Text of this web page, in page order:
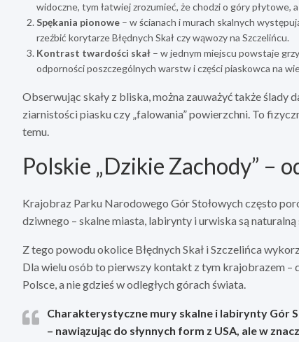
widoczne, tym łatwiej zrozumieć, że chodzi o góry płytowe,
Spękania pionowe – w ścianach i murach skalnych
rzeźbić korytarze Błędnych Skał czy wąwozy na Szczelińcu.
Kontrast twardości skał – w jednym miejscu powstaje
odporności poszczególnych warstw i części piaskowca na
Obserwując skały z bliska, można zauważyć także
ziarnistości piasku czy „falowania” powierzchni. To
temu.
Polskie „Dzikie Zachody” –
Krajobraz Parku Narodowego Gór Stołowych często
dziwnego – skalne miasta, labirynty i urwiska są
Z tego powodu okolice Błędnych Skał i Szczelińca
Dla wielu osób to pierwszy kontakt z tym krajobrazem –
Polsce, a nie gdzieś w odległych górach świata.
Charakterystyczne mury skalne i labirynty Gór
– nawiązując do słynnych form z USA, ale w